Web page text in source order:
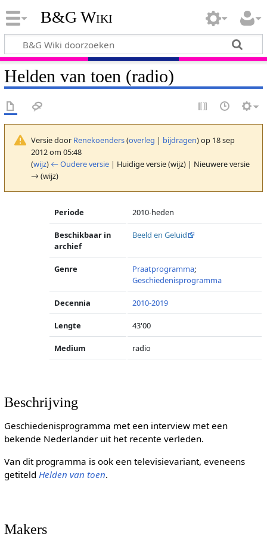
B&G Wiki
Helden van toen (radio)
Versie door Renekoenders(overleg | bijdragen)op 18 sep
2012 om 05:48
(wijz) ← Oudere versie| Huidige versie (wijz) | Nieuwere versie
→ (wijz)
Periode 2010-heden
Beschikbaar in
archief
Beeld en Geluid
Genre Praatprogramma;
Geschiedenisprogramma
Decennia 2010-2019
Lengte 43'00
Medium radio
Beschrijving
Geschiedenisprogramma met een interview met een
bekende Nederlander uit het recente verleden.
Van dit programma is ook een televisievariant, eveneens
getiteld Helden van toen.
Makers